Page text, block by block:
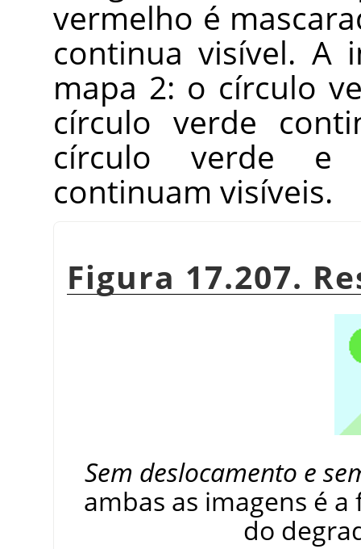
vermelho é
continua visível. A
mapa 2: o círculo
círculo verde
círculo verde e
continuam visíveis.
Figura 17.207.
Sem deslocamento e
ambas as imagens é
do